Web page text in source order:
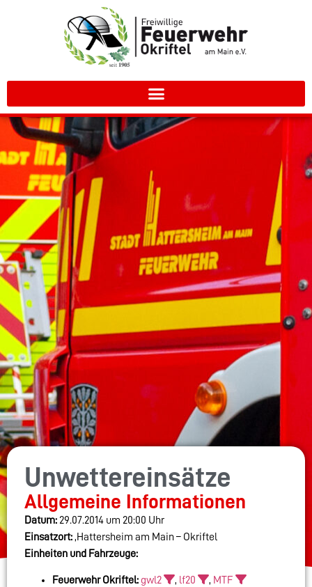
Unwettereinsätze
Allgemeine Informationen
Datum: 29.07.2014 um 20:00 Uhr
Einsatzort:,Hattersheim am Main – Okriftel
Einheiten und Fahrzeuge:
Feuerwehr Okriftel: gwl2 , lf20 , MTF